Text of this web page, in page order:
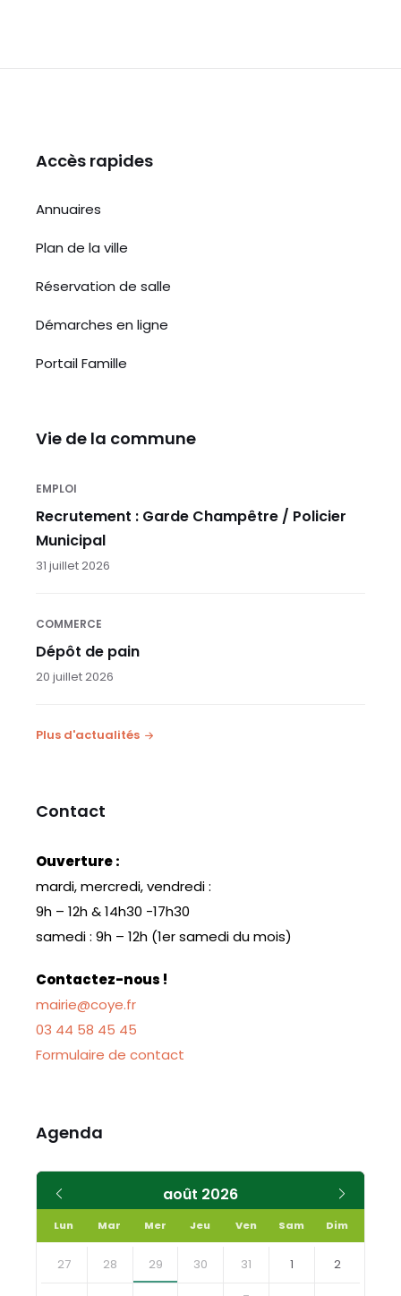
Accès rapides
Annuaires
Plan de la ville
Réservation de salle
Démarches en ligne
Portail Famille
Vie de la commune
EMPLOI
Recrutement : Garde Champêtre / Policier
Municipal
31 juillet 2026
COMMERCE
Dépôt de pain
20 juillet 2026
Plus d'actualités
Contact
Ouverture :
mardi, mercredi, vendredi :
9h – 12h & 14h30 -17h30
samedi : 9h – 12h (1er samedi du mois)
Contactez-nous !
mairie@coye.fr
03 44 58 45 45
Formulaire de contact
Agenda
août 2026
précédent
Lun Mar Mer Jeu Ven Sam Dim
Skip
calendar
27 28 29 30 31 1 2